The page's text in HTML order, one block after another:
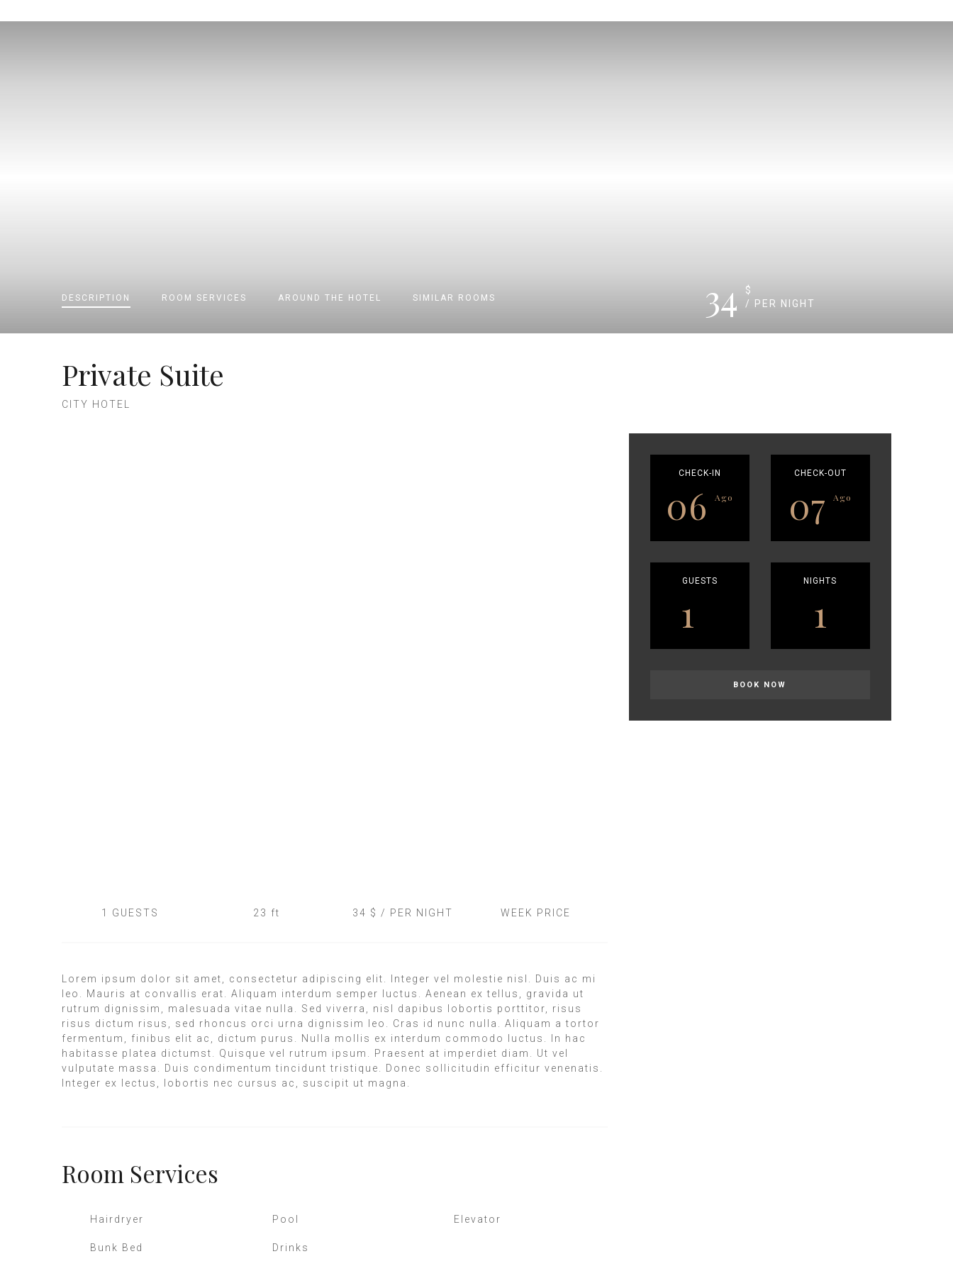
DESCRIPTION ROOM SERVICES AROUND THE HOTEL SIMILAR ROOMS 34
$
/ PER NIGHT
Private Suite
CITY HOTEL
1 GUESTS 23 ft 34 $ / PER NIGHT WEEK PRICE
Lorem ipsum dolor sit amet, consectetur adipiscing elit. Integer vel molestie nisl. Duis ac mi
leo. Mauris at convallis erat. Aliquam interdum semper luctus. Aenean ex tellus, gravida ut
rutrum dignissim, malesuada vitae nulla. Sed viverra, nisl dapibus lobortis porttitor, risus
risus dictum risus, sed rhoncus orci urna dignissim leo. Cras id nunc nulla. Aliquam a tortor
fermentum, finibus elit ac, dictum purus. Nulla mollis ex interdum commodo luctus. In hac
habitasse platea dictumst. Quisque vel rutrum ipsum. Praesent at imperdiet diam. Ut vel
vulputate massa. Duis condimentum tincidunt tristique. Donec sollicitudin efficitur venenatis.
Integer ex lectus, lobortis nec cursus ac, suscipit ut magna.
Room Services
Hairdryer Pool Elevator
Bunk Bed Drinks
CHECK-IN
06 Ago
CHECK-OUT
07 Ago
GUESTS
1
NIGHTS
1